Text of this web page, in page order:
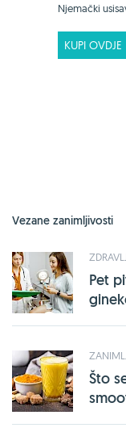
Njemački
KUPI OVDJE
Vezane zanimljivosti
Pet
Što